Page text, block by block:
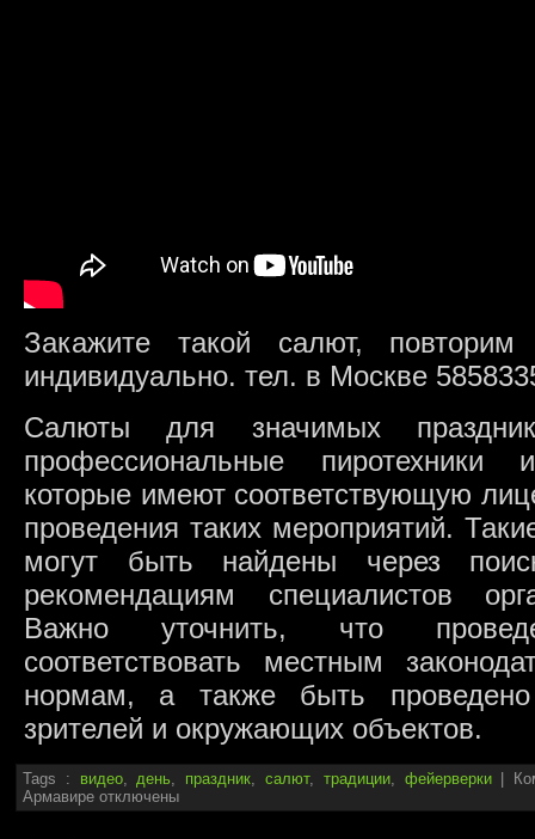
Закажите такой салют,
индивидуально. тел. в Москве
Салюты для значимых
профессиональные пиротехники
которые имеют соответствующую
проведения таких мероприятий.
могут быть найдены через
рекомендациям специалистов
Важно уточнить, что
соответствовать местным
нормам, а также быть проведено
зрителей и окружающих объектов.
Tags : видео, день праздник ,салют, традиции, фейерверки|
Армавире отключены